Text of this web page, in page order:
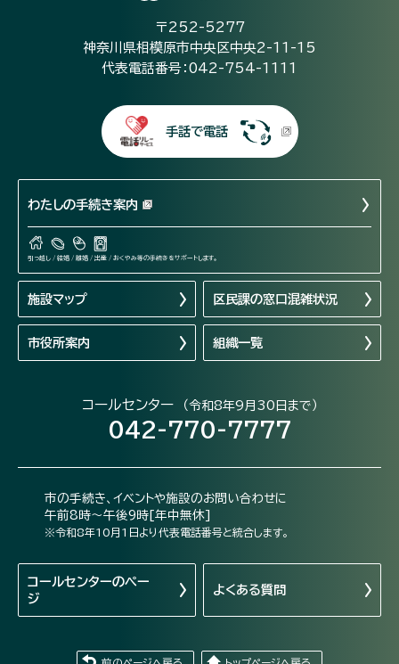
〒252-5277
神奈川県相模原市中央区中央2-11-15
代表電話番号：042-754-1111
手話で電話
わたしの手続き案内
引っ越し / 結婚 / 離婚 / 出産 / おくやみ等の手続きをサポートします。
施設マップ 区民課の窓口混雑状況
市役所案内 組織一覧
コールセンター （令和8年9月30日まで）
042-770-7777
市の手続き、イベントや施設のお問い合わせに
午前8時～午後9時[年中無休]
※令和8年10月1日より代表電話番号と統合します。
コールセンターのペー
ジ
よくある質問